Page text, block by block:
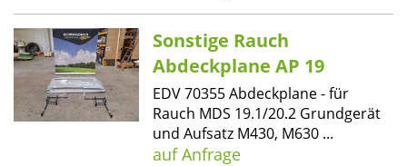
Sonstige Rauch
Abdeckplane AP 19
EDV 70355 Abdeckplane - für
Rauch MDS 19.1/20.2 Grundgerät
und Aufsatz M430, M630 ...
auf Anfrage